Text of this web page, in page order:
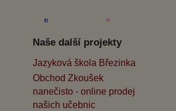
Naše další projekty
Jazyková škola Březinka
Obchod Zkoušek
nanečisto - online prodej
našich učebnic